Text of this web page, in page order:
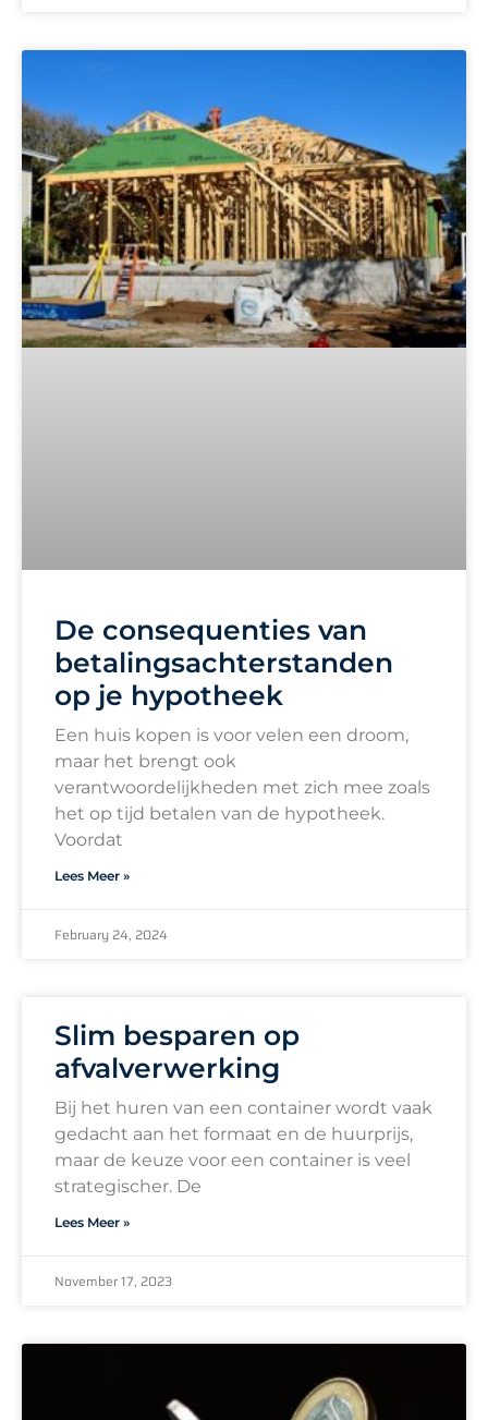
De consequenties van
betalingsachterstanden
op je hypotheek
Een huis kopen is voor velen een droom,
maar het brengt ook
verantwoordelijkheden met zich mee zoals
het op tijd betalen van de hypotheek.
Voordat
Lees Meer »
February 24, 2024
Slim besparen op
afvalverwerking
Bij het huren van een container wordt vaak
gedacht aan het formaat en de huurprijs,
maar de keuze voor een container is veel
strategischer. De
Lees Meer »
November 17, 2023